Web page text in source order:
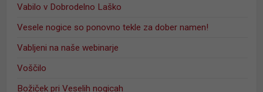
Vabilo v Dobrodelno Laško
Vesele nogice so ponovno tekle za dober namen!
Vabljeni na naše webinarje
Voščilo
Božiček pri Veselih nogicah